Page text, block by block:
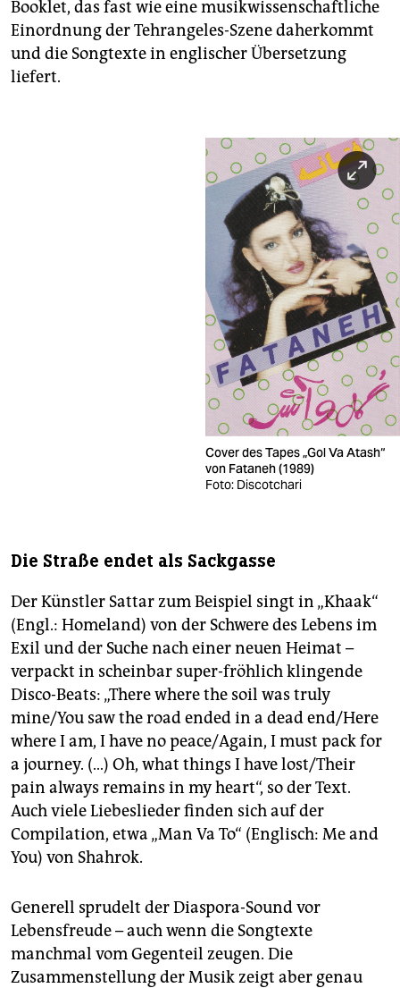
Booklet, das fast wie eine musikwissenschaftliche
Einordnung der Tehrangeles-Szene daherkommt
und die Songtexte in englischer Übersetzung
liefert.
Cover des Tapes „Gol Va Atash“
von Fataneh (1989)
Foto: Discotchari
Die Straße endet als Sackgasse
Der Künstler Sattar zum Beispiel singt in „Khaak“
(Engl.: Homeland) von der Schwere des Lebens im
Exil und der Suche nach einer neuen Heimat –
verpackt in scheinbar super-fröhlich klingende
Disco-Beats: „There where the soil was truly
mine/You saw the road ended in a dead end/Here
where I am, I have no peace/Again, I must pack for
a journey. (…) Oh, what things I have lost/Their
pain always remains in my heart“, so der Text.
Auch viele Liebeslieder finden sich auf der
Compilation, etwa „Man Va To“ (Englisch: Me and
You) von Shahrok.
Generell sprudelt der Diaspora-Sound vor
Lebensfreude – auch wenn die Songtexte
manchmal vom Gegenteil zeugen. Die
Zusammenstellung der Musik zeigt aber genau